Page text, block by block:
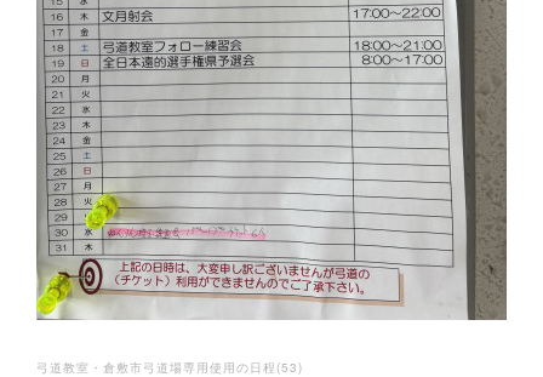
弓道教室・倉敷市弓道場専用使用の日程 (53)